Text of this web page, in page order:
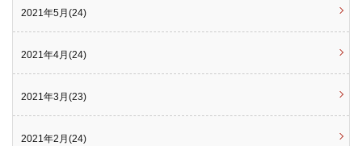
2021年5月(24)
2021年4月(24)
2021年3月(23)
2021年2月(24)